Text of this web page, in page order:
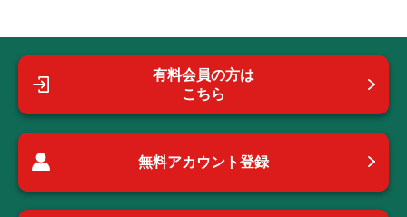
有料会員の方は
こちら
無料アカウント登録